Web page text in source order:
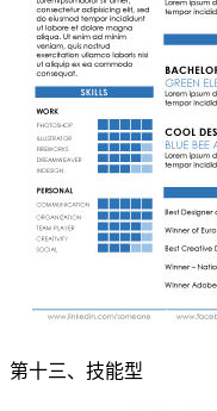
第十三、技能型